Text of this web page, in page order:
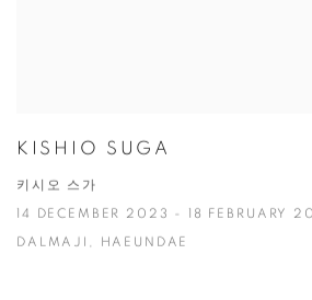
KISHIO SUGA
키시오 스가
14 DECEMBER 2023 - 18 FEBRUARY
DALMAJI, HAEUNDAE